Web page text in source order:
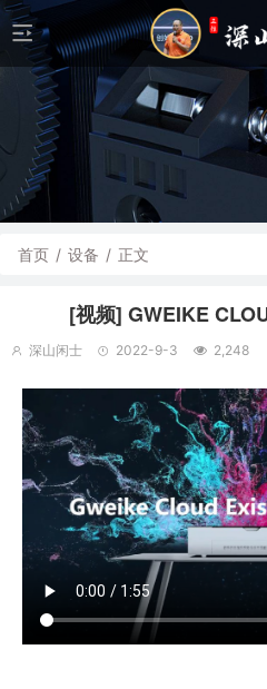
首页 / 设备 / 正文
[视频] GWEIKE
深山闲士 2022-9-3 2,248